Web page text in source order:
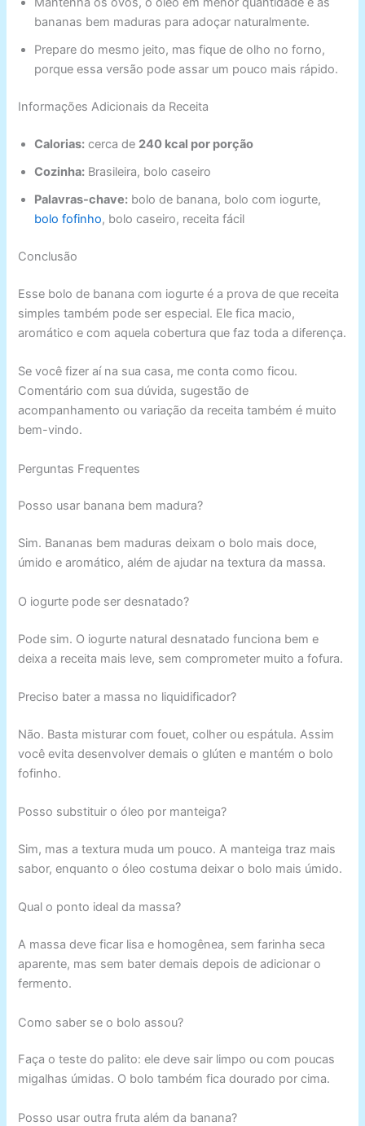
bananas bem maduras para adoçar naturalmente.
Prepare do mesmo jeito, mas fique de olho no forno,
porque essa versão pode assar um pouco mais rápido.
Informações Adicionais da Receita
Calorias: cerca de 240 kcal por porção
Cozinha: Brasileira, bolo caseiro
Palavras-chave: bolo de banana, bolo com iogurte,
bolo fofinho, bolo caseiro, receita fácil
Conclusão
Esse bolo de banana com iogurte é a prova de que receita
simples também pode ser especial. Ele fica macio,
aromático e com aquela cobertura que faz toda a diferença.
Se você fizer aí na sua casa, me conta como ficou.
Comentário com sua dúvida, sugestão de
acompanhamento ou variação da receita também é muito
bem-vindo.
Perguntas Frequentes
Posso usar banana bem madura?
Sim. Bananas bem maduras deixam o bolo mais doce,
úmido e aromático, além de ajudar na textura da massa.
O iogurte pode ser desnatado?
Pode sim. O iogurte natural desnatado funciona bem e
deixa a receita mais leve, sem comprometer muito a fofura.
Preciso bater a massa no liquidificador?
Não. Basta misturar com fouet, colher ou espátula. Assim
você evita desenvolver demais o glúten e mantém o bolo
fofinho.
Posso substituir o óleo por manteiga?
Sim, mas a textura muda um pouco. A manteiga traz mais
sabor, enquanto o óleo costuma deixar o bolo mais úmido.
Qual o ponto ideal da massa?
A massa deve ficar lisa e homogênea, sem farinha seca
aparente, mas sem bater demais depois de adicionar o
fermento.
Como saber se o bolo assou?
Faça o teste do palito: ele deve sair limpo ou com poucas
migalhas úmidas. O bolo também fica dourado por cima.
Posso usar outra fruta além da banana?